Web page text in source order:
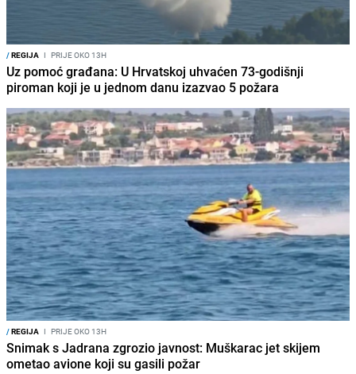
/REGIJA I PRIJE OKO 13H
Uz pomoć građana: U Hrvatskoj uhvaćen 73-godišnji
piroman koji je u jednom danu izazvao 5 požara
/REGIJA I PRIJE OKO 13H
Snimak s Jadrana zgrozio javnost: Muškarac jet skijem
ometao avione koji su gasili požar